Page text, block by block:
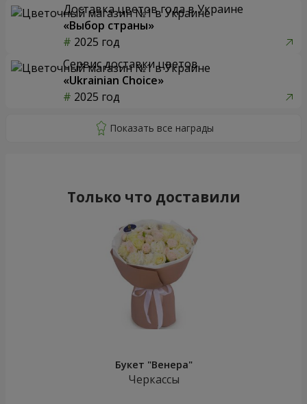
Доставка цветов года в Украине
«Выбор страны»
2025 год
Сервис доставки цветов
«Ukrainian Choice»
2025 год
Только что доставили
Букет "Венера"
Черкассы